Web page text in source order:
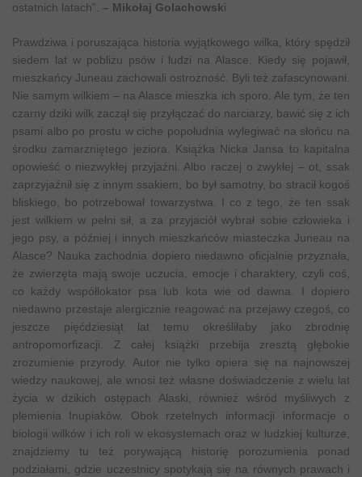
ostatnich latach”. – Mikołaj Golachowski
Prawdziwa i poruszająca historia wyjątkowego wilka, który spędził
siedem lat w pobliżu psów i ludzi na Alasce. Kiedy się pojawił,
mieszkańcy Juneau zachowali ostrożność. Byli też zafascynowani.
Nie samym wilkiem – na Alasce mieszka ich sporo. Ale tym, że ten
czarny dziki wilk zaczął się przyłączać do narciarzy, bawić się z ich
psami albo po prostu w ciche popołudnia wylegiwać na słońcu na
środku zamarzniętego jeziora. Książka Nicka Jansa to kapitalna
opowieść o niezwykłej przyjaźni. Albo raczej o zwykłej – ot, ssak
zaprzyjaźnił się z innym ssakiem, bo był samotny, bo stracił kogoś
bliskiego, bo potrzebował towarzystwa. I co z tego, że ten ssak
jest wilkiem w pełni sił, a za przyjaciół wybrał sobie człowieka i
jego psy, a później i innych mieszkańców miasteczka Juneau na
Alasce? Nauka zachodnia dopiero niedawno oficjalnie przyznała,
że zwierzęta mają swoje uczucia, emocje i charaktery, czyli coś,
co każdy współlokator psa lub kota wie od dawna. I dopiero
niedawno przestaje alergicznie reagować na przejawy czegoś, co
jeszcze pięćdziesiąt lat temu określiłaby jako zbrodnię
antropomorfizacji. Z całej książki przebija zresztą głębokie
zrozumienie przyrody. Autor nie tylko opiera się na najnowszej
wiedzy naukowej, ale wnosi też własne doświadczenie z wielu lat
życia w dzikich ostępach Alaski, również wśród myśliwych z
plemienia Inupiaków. Obok rzetelnych informacji informacje o
biologii wilków i ich roli w ekosystemach oraz w ludzkiej kulturze,
znajdziemy tu też porywającą historię porozumienia ponad
podziałami, gdzie uczestnicy spotykają się na równych prawach i